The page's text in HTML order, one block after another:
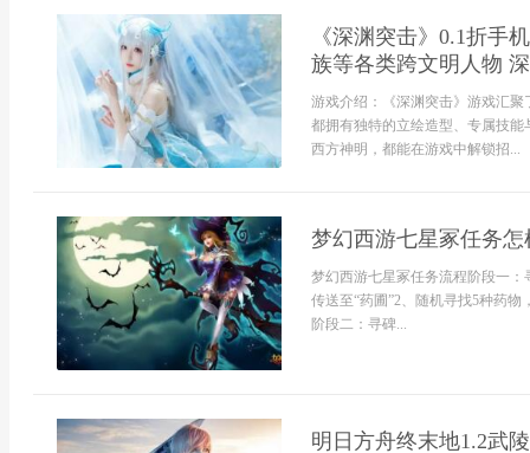
《深渊突击》0.1折手
族等各类跨文明人物
游戏介绍：《深渊突击》游戏汇
都拥有独特的立绘造型、专属技
西方神明，都能在游戏中解锁招...
梦幻西游七星冢任务
梦幻西游七星冢任务流程阶段一
传送至“药圃”2、随机寻找5种药
阶段二：寻碑...
明日方舟终末地1.2武